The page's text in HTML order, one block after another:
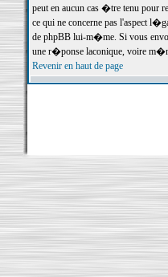
peut en aucun cas �tre tenu pour
ce qui ne concerne pas l'aspect
de phpBB lui-m�me. Si vous
une r�ponse laconique, voire
Revenir en haut de page